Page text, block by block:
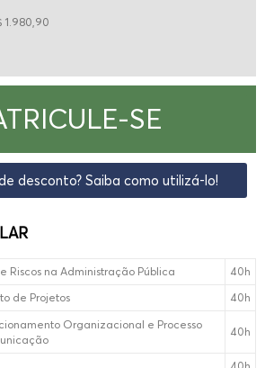
1.980,90
SE
desconto? Saiba como utilizá-lo!
Riscos na Administração Pública
40h
de Projetos
40h
Organizacional e Processo
40h